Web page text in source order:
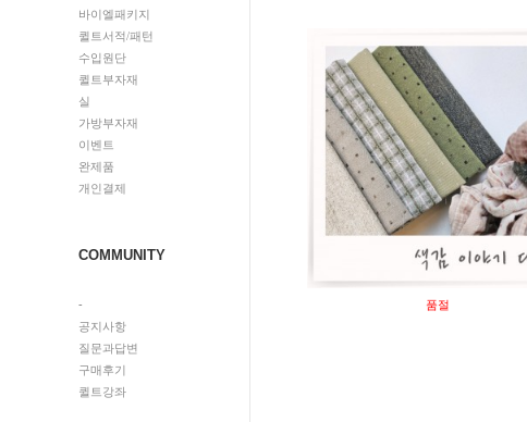
바이엘패키지
퀼트서적/패턴
수입원단
퀼트부자재
실
가방부자재
이벤트
완제품
개인결제
COMMUNITY
-
공지사항
질문과답변
구매후기
퀼트강좌
품절